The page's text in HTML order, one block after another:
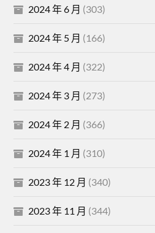
2024 年 6 月 (303)
2024 年 5 月 (166)
2024 年 4 月 (322)
2024 年 3 月 (273)
2024 年 2 月 (366)
2024 年 1 月 (310)
2023 年 12 月 (340)
2023 年 11 月 (344)